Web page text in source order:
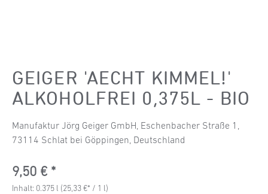
GEIGER 'AECHT KIMMEL!'
ALKOHOLFREI 0,375L - BIO
Manufaktur Jörg Geiger GmbH, Eschenbacher Straße 1,
73114 Schlat bei Göppingen, Deutschland
Regulärer Preis:
9,50 €
Inhalt: 0.375 l (25,33 €* / 1 l)